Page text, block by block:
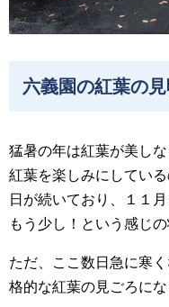
六義園の紅葉の
猛暑の年は紅葉が美し
紅葉を楽しみにしてい
日が続いており、１１
もう少し！という感じの
ただ、ここ数日急に寒
格的な紅葉の見ごろに